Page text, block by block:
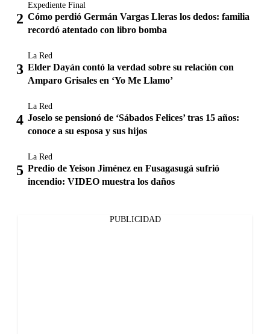
Expediente Final
Cómo perdió Germán Vargas Lleras los dedos: familia
recordó atentado con libro bomba
La Red
Elder Dayán contó la verdad sobre su relación con
Amparo Grisales en ‘Yo Me Llamo’
La Red
Joselo se pensionó de ‘Sábados Felices’ tras 15 años:
conoce a su esposa y sus hijos
La Red
Predio de Yeison Jiménez en Fusagasugá sufrió
incendio: VIDEO muestra los daños
PUBLICIDAD